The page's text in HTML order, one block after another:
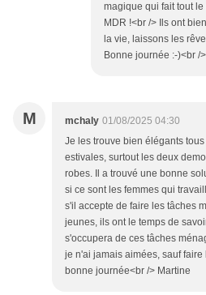
magique qui fait tout
MDR !<br /> Ils ont
la vie, laissons les
Bonne journée :-)<br /
M mchaly 01/08/2025 04:30
Je les trouve bien élégants
estivales, surtout les deux
robes. Il a trouvé une bonne
si ce sont les femmes qui
s'il accepte de faire les tâches
jeunes, ils ont le temps de
s'occupera de ces tâches
je n'ai jamais aimées, sauf
bonne journée<br /> Martine